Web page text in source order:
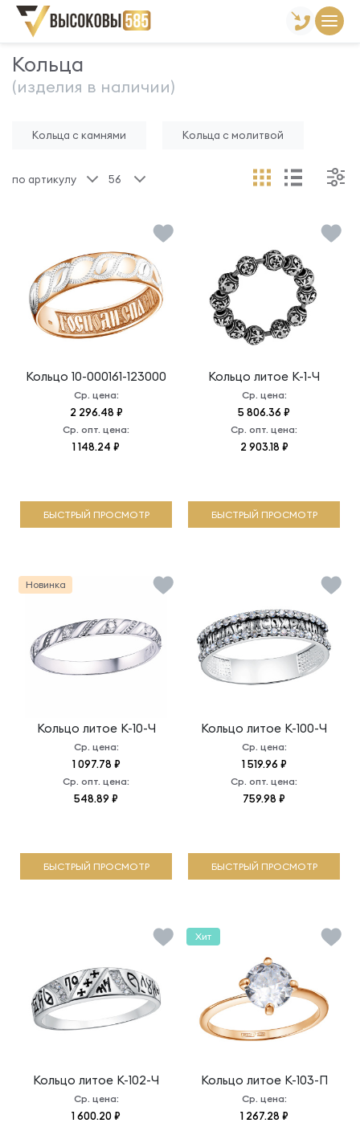
Главная Склад готовой продукции
Кольца
(изделия в наличии)
Кольца с камнями Кольца с молитвой
по артикулу 56
Кольцо 10-000161-123000
Ср. цена:
2 296.48 ₽
Ср. опт. цена:
1 148.24 ₽
БЫСТРЫЙ ПРОСМОТР
Кольцо литое К-1-Ч
Ср. цена:
5 806.36 ₽
Ср. опт. цена:
2 903.18 ₽
БЫСТРЫЙ ПРОСМОТР
Кольцо литое К-10-Ч
Ср. цена:
1 097.78 ₽
Ср. опт. цена:
548.89 ₽
Новинка
БЫСТРЫЙ ПРОСМОТР
Кольцо литое К-100-Ч
Ср. цена:
1 519.96 ₽
Ср. опт. цена:
759.98 ₽
БЫСТРЫЙ ПРОСМОТР
Кольцо литое К-102-Ч
Ср. цена:
1 600.20 ₽
Кольцо литое К-103-П
Ср. цена:
1 267.28 ₽
Хит